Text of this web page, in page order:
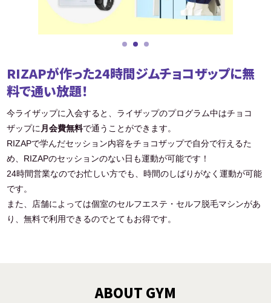
RIZAPが作った24時間ジムチョコザップに無
料で通い放題！
今ライザップに入会すると、ライザップのプログラム中はチョコ
ザップに月会費無料で通うことができます。
RIZAPで学んだセッション内容をチョコザップで自分で行えるた
め、RIZAPのセッションのない日も運動が可能です！
24時間営業なのでお忙しい方でも、時間のしばりがなく運動が可能
です。
また、店舗によっては個室のセルフエステ・セルフ脱毛マシンがあ
り、無料で利用できるのでとてもお得です。
ABOUT GYM